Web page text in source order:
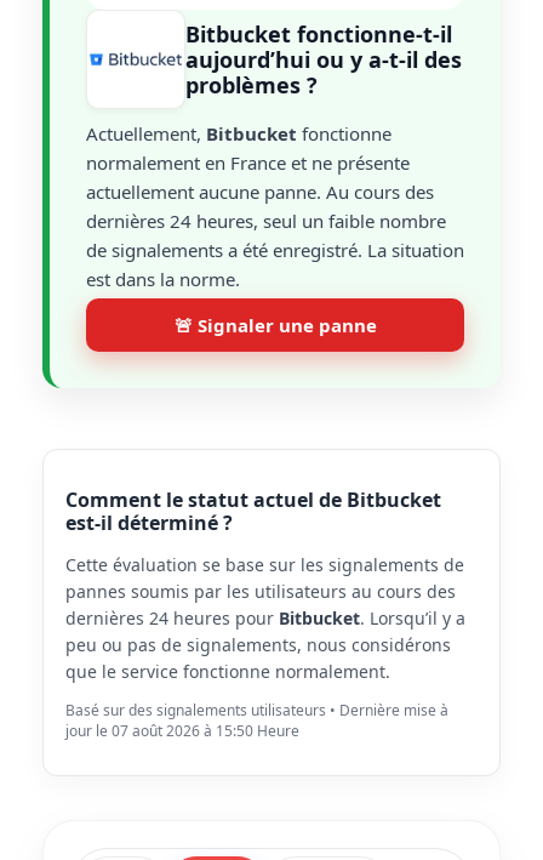
Bitbucket fonctionne-t-il
aujourd’hui ou y a-t-il des
problèmes ?
Actuellement, Bitbucket fonctionne
normalement en France et ne présente
actuellement aucune panne. Au cours des
dernières 24 heures, seul un faible nombre
de signalements a été enregistré. La situation
est dans la norme.
🚨 Signaler une panne
Comment le statut actuel de Bitbucket
est-il déterminé ?
Cette évaluation se base sur les signalements de
pannes soumis par les utilisateurs au cours des
dernières 24 heures pour Bitbucket. Lorsqu’il y a
peu ou pas de signalements, nous considérons
que le service fonctionne normalement.
Basé sur des signalements utilisateurs • Dernière mise à
jour le 07 août 2026 à 15:50 Heure